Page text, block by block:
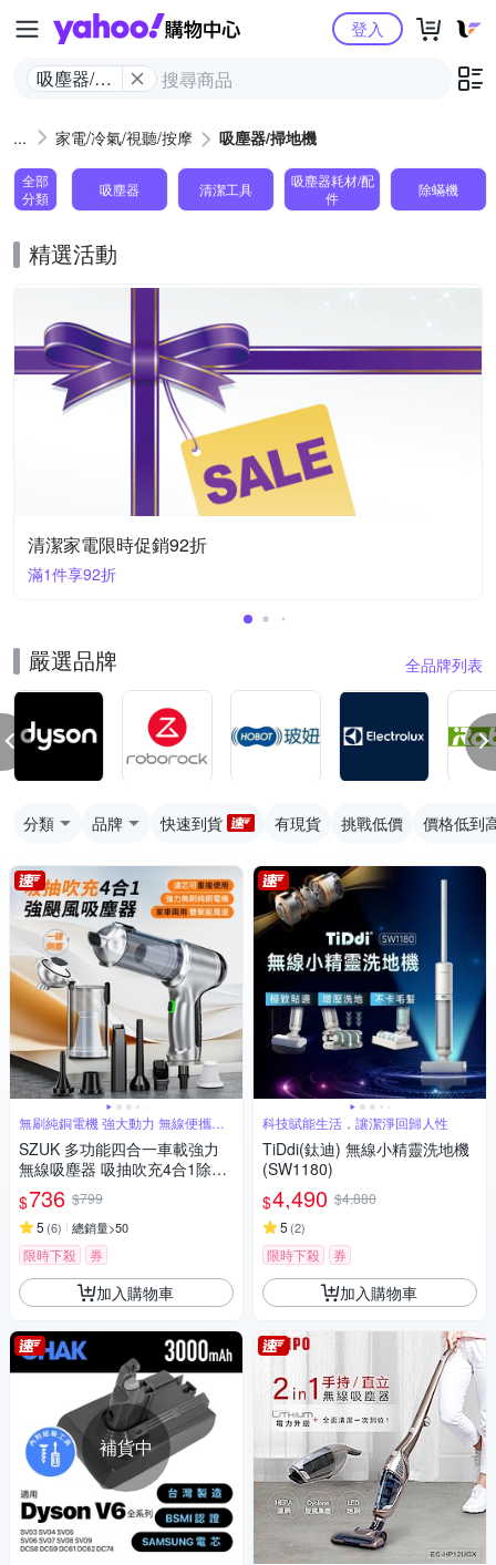
Yahoo購物中心
吸塵器/掃
登入
家電/冷氣/視聽/按摩 吸塵器/掃地機
全部
分類
吸塵器 清潔工具
吸塵器耗材/配
件
除蟎機
精選活動
清潔家電限時促銷92折
滿1件享92折
嚴選品牌 全品牌列表
分類 品牌 快速到貨 有現貨 挑戰低價 價格低到
無刷純銅電機 強大動力 無線便攜車
家兩用
SZUK 多功能四合一車載強力
無線吸塵器 吸抽吹充4合1除塵
器 家車兩用手持吹氣機 充氣機
抽氣機
$736 $799
5 (6) 總銷量>50
限時下殺 券
加入購物車
補貨中
科技賦能生活，讓潔淨回歸人性
TiDdi(鈦迪) 無線小精靈洗地機
(SW1180)
$4,490 $4,880
5 (2)
限時下殺 券
加入購物車